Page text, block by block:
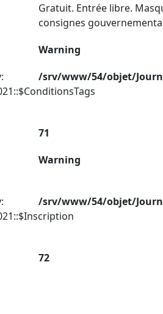
Gratuit. Entrée libre.
consignes
Warning
/srv/www/54/objet/
71
Warning
/srv/www/54/objet/
72